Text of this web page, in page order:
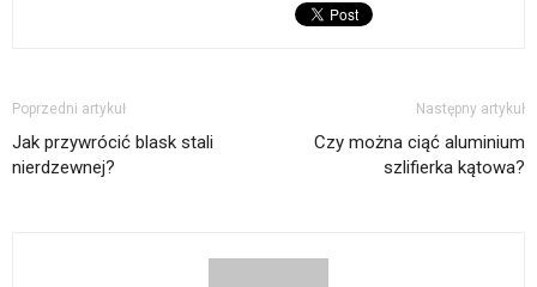
Poprzedni artykuł
Jak przywrócić blask stali
nierdzewnej?
Następny artykuł
Czy można ciąć aluminium
szlifierka kątowa?